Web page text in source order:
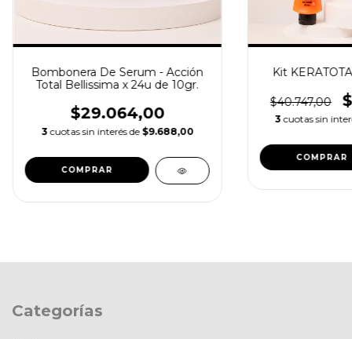
Bombonera De Serum - Acción
Total Bellissima x 24u de 10gr.
$29.064,00
3 cuotas sin interés de $9.688,00
Kit
$40.747,00
3 cuotas sin
Categorías